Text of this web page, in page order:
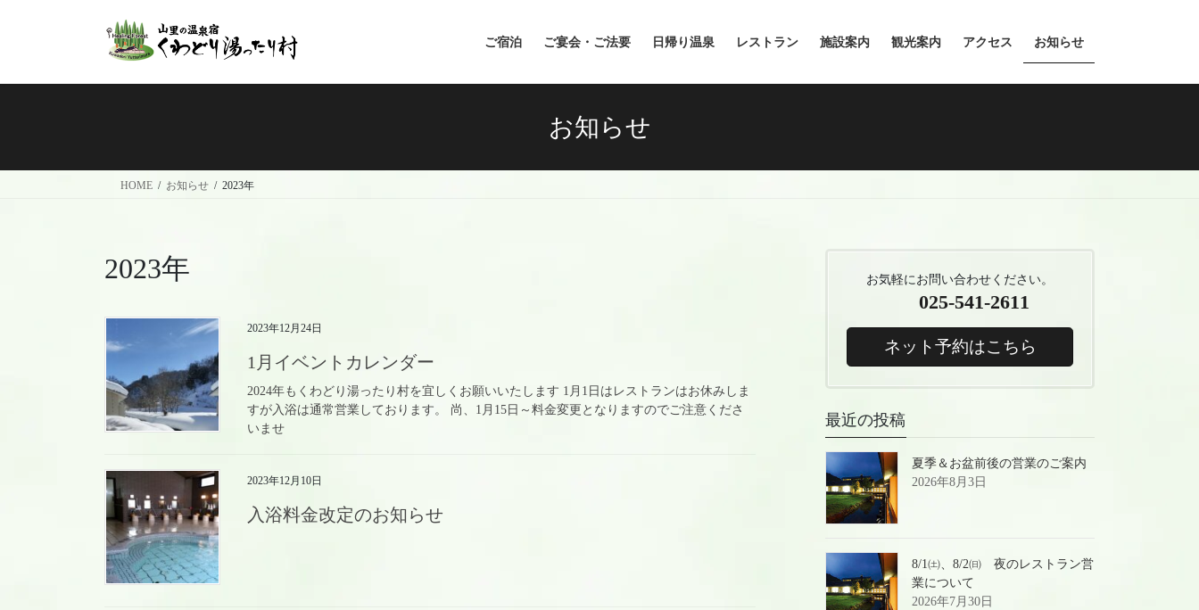
ご宿泊 ご宴会・ご法要 日帰り温泉 レストラン 施設案内 観光案内 アクセス お知らせ
お知らせ
HOME お知らせ 2023年
2023年
2023年12月24日
1月イベントカレンダー
2024年もくわどり湯ったり村を宜しくお願いいたします 1月1日はレストランはお休みしま
すが入浴は通常営業しております。 尚、1月15日～料金変更となりますのでご注意くださ
いませ
2023年12月10日
入浴料金改定のお知らせ
お気軽にお問い合わせください。
025-541-2611
ネット予約はこちら
最近の投稿
夏季＆お盆前後の営業のご案内
2026年8月3日
8/1㈯、8/2㈰ 夜のレストラン営
業について
2026年7月30日